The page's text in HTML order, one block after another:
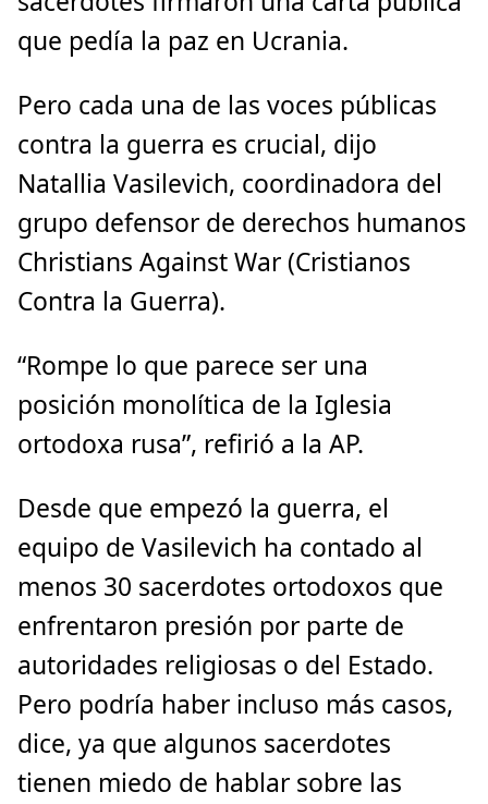
que pedía la paz en Ucrania.
Pero cada una de las voces públicas
contra la guerra es crucial, dijo
Natallia Vasilevich, coordinadora del
grupo defensor de derechos humanos
Christians Against War (Cristianos
Contra la Guerra).
“Rompe lo que parece ser una
posición monolítica de la Iglesia
ortodoxa rusa”, refirió a la AP.
Desde que empezó la guerra, el
equipo de Vasilevich ha contado al
menos 30 sacerdotes ortodoxos que
enfrentaron presión por parte de
autoridades religiosas o del Estado.
Pero podría haber incluso más casos,
dice, ya que algunos sacerdotes
tienen miedo de hablar sobre las